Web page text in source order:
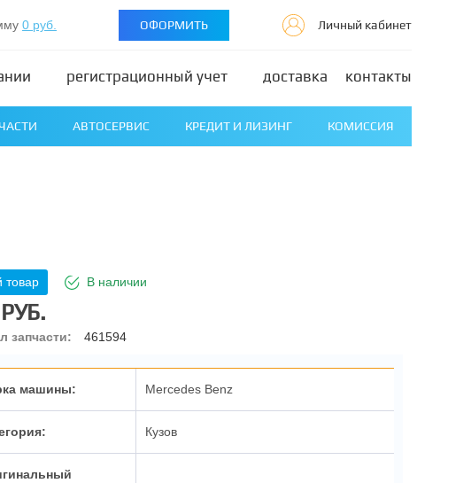
0 руб. ОФОРМИТЬ Личный кабинет
регистрационный учет доставка контакты
АВТОСЕРВИС КРЕДИТ И ЛИЗИНГ КОМИССИЯ
товар В наличии
запчасти: 461594
машины: Mercedes Benz
Кузов